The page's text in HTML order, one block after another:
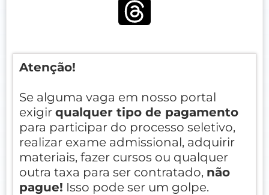
Atenção!
Se alguma vaga em nosso portal
exigir qualquer tipo de pagamento
para participar do processo seletivo,
realizar exame admissional, adquirir
materiais, fazer cursos ou qualquer
outra taxa para ser contratado, não
pague! Isso pode ser um golpe.